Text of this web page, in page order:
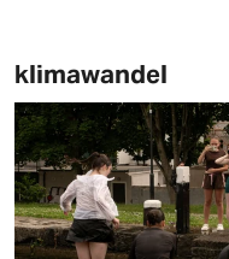
klimawandel